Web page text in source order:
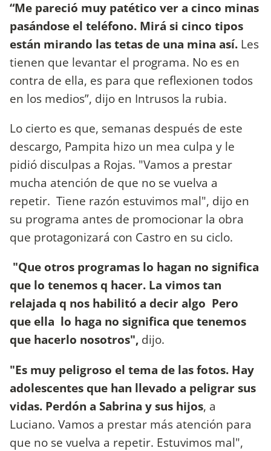
“Me pareció muy patético ver a cinco minas
pasándose el teléfono. Mirá si cinco tipos
están mirando las tetas de una mina así. Les
tienen que levantar el programa. No es en
contra de ella, es para que reflexionen todos
en los medios”, dijo en Intrusos la rubia.
Lo cierto es que, semanas después de este
descargo, Pampita hizo un mea culpa y le
pidió disculpas a Rojas. "Vamos a prestar
mucha atención de que no se vuelva a
repetir. Tiene razón estuvimos mal", dijo en
su programa antes de promocionar la obra
que protagonizará con Castro en su ciclo.
"Que otros programas lo hagan no significa
que lo tenemos q hacer. La vimos tan
relajada q nos habilitó a decir algo Pero
que ella lo haga no significa que tenemos
que hacerlo nosotros", dijo.
"Es muy peligroso el tema de las fotos. Hay
adolescentes que han llevado a peligrar sus
vidas. Perdón a Sabrina y sus hijos, a
Luciano. Vamos a prestar más atención para
que no se vuelva a repetir. Estuvimos mal",